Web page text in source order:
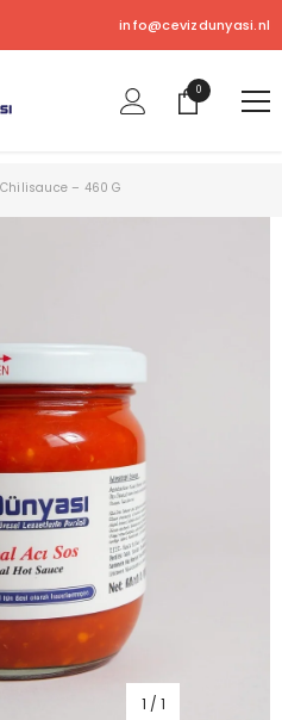
info@cevizdunyasi.nl
00
Produkt
– 460 G
1 / 1